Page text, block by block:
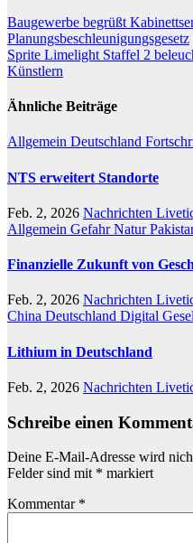
Beitragsnavigation
Baugewerbe begrüßt
Planungsbeschleunigungsgesetz
Sprite Limelight Staffel 2
Künstlern
Ähnliche Beiträge
Allgemein Deutschland
NTS erweitert Standorte
Feb. 2, 2026 Nachrichten
Allgemein GefahrNatur
Finanzielle Zukunft von
Feb. 2, 2026 Nachrichten
China Deutschland Digital
Lithium in Deutschland
Feb. 2, 2026 Nachrichten
Schreibe einen
Deine E-Mail-Adresse wird
Felder sind mit * markiert
Kommentar *